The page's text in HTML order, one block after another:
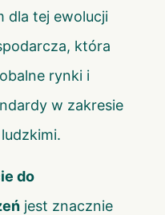
dla tej ewolucji
która
rynki i
w zakresie
do
jest znacznie